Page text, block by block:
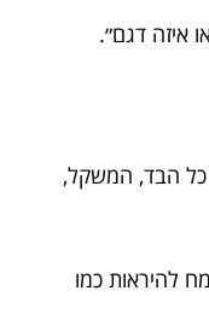
איזה דגם״.
כל הבד, המשקל,
להיראות כמו